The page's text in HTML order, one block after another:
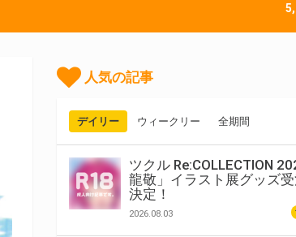
人気の記事
デイリー ウィークリー 全期間
ツクル Re:COLLECTION
龍敬」イラスト展グッズ
決定！
2026.08.03